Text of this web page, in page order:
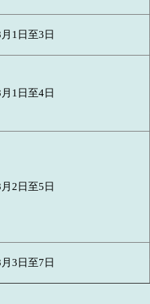
1日至3日
1日至4日
2日至5日
3日至7日